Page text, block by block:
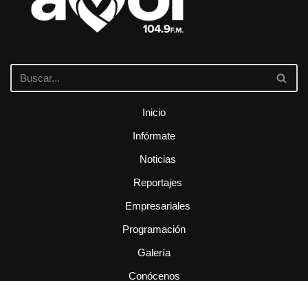
Inicio
Infórmate
Noticias
Reportajes
Empresariales
Programación
Galería
Conócenos